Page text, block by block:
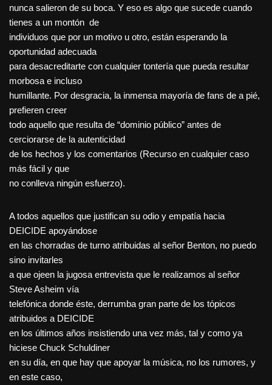
nunca salieron de su boca. Y eso es algo que sucede cuando
tienes a un montón de
individuos que por un motivo u otro, están esperando la
oportunidad adecuada
para desacreditarte con cualquier tontería que pueda resultar
morbosa e incluso
humillante. Por desgracia, la inmensa mayoría de fans de a pié,
prefieren creer
todo aquello que resulta de “dominio público” antes de
cerciorarse de la autenticidad
de los hechos y los comentarios (Recurso en cualquier caso
más fácil y que
no conlleva ningún esfuerzo).
A todos aquellos que justifican su odio y empatía hacia
DEICIDE apoyándose
en las chorradas de turno atribuidas al señor Benton, no puedo
sino invitarles
a que ojeen la jugosa entrevista que le realizamos al señor
Steve Asheim vía
telefónica donde éste, derrumba gran parte de los tópicos
atribuidos a DEICIDE
en los últimos años insistiendo una vez más, tal y como ya
hiciese Chuck Schuldiner
en su día, en que hay que apoyar la música, no los rumores, y
en este caso,